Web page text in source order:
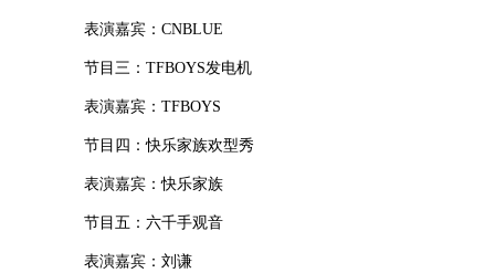
表演嘉宾：CNBLUE
节目三：TFBOYS发电机
表演嘉宾：TFBOYS
节目四：快乐家族欢型秀
表演嘉宾：快乐家族
节目五：六千手观音
表演嘉宾：刘谦